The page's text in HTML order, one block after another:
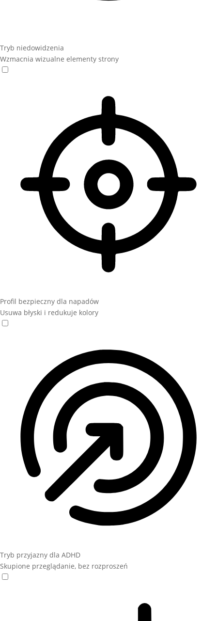
Tryb niedowidzenia
Wzmacnia wizualne elementy strony
Profil bezpieczny dla napadów
Usuwa błyski i redukuje kolory
Tryb przyjazny dla ADHD
Skupione przeglądanie, bez rozproszeń